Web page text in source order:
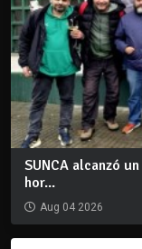
SUNCA alcanzó
hor...
Aug 04 2026